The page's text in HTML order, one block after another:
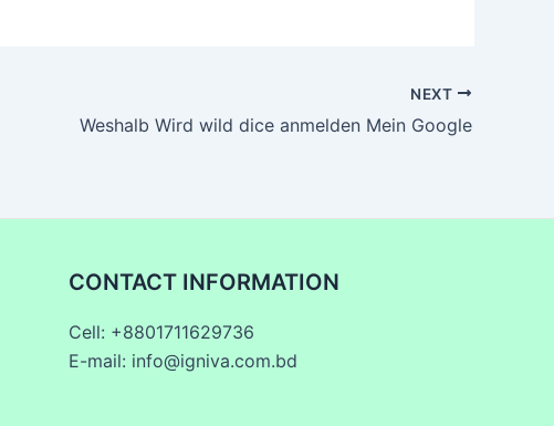
NEXT
Weshalb Wird wild dice anmelden Mein Google
CONTACT INFORMATION
Cell: +8801711629736
E-mail: info@igniva.com.bd